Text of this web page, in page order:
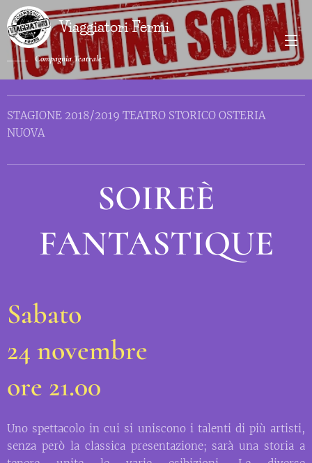
Viaggiatori Fermi
Compagnia Teatrale
STAGIONE 2018/2019 TEATRO STORICO OSTERIA
NUOVA
SOIREÈ
FANTASTIQUE
Sabato
24 novembre
ore 21.00
Uno spettacolo in cui si uniscono i talenti di più artisti,
senza però la classica presentazione; sarà una storia a